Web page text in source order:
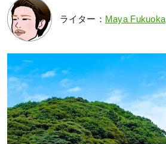
ライター： Maya Fukuoka